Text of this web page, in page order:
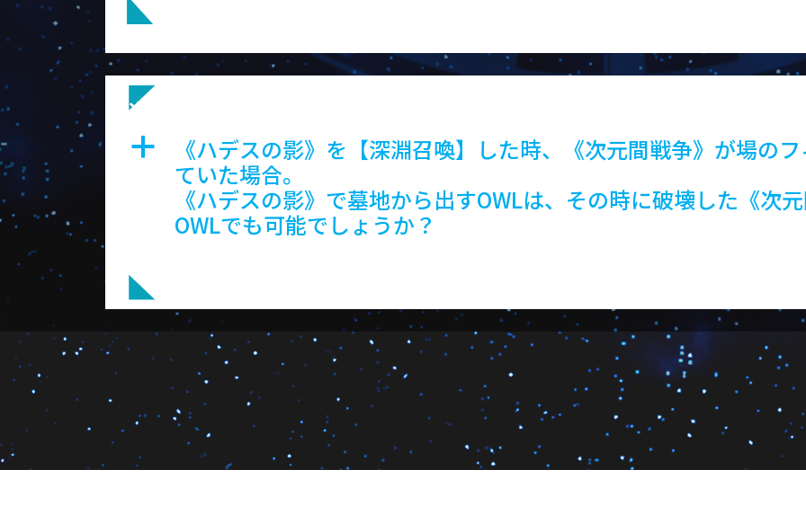
次元間戦争
a
《ハデスの影》を【深淵召喚】した時、《次元間戦争》が場の
ていた場合。
《ハデスの影》で墓地から出すOWLは、その時に破壊した《次
OWLでも可能でしょうか？